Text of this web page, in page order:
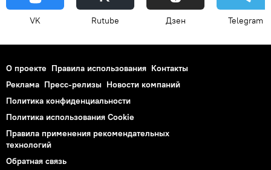
VK Rutube Дзен Telegram
О проекте Правила использования Контакты
Реклама Пресс-релизы Новости компаний
Политика конфиденциальности
Политика использования Cookie
Правила применения рекомендательных
технологий
Обратная связь